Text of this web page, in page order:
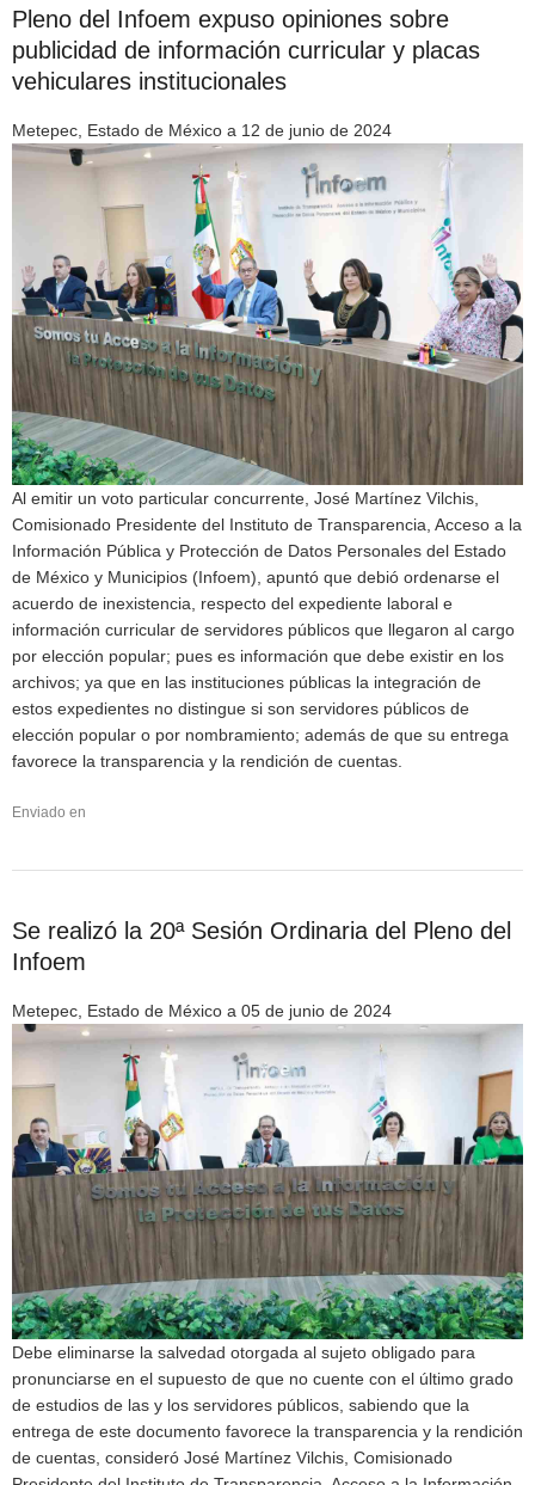
Pleno del Infoem expuso opiniones sobre
publicidad de información curricular y placas
vehiculares institucionales
Metepec, Estado de México a 12 de junio de 2024
Al emitir un voto particular concurrente, José Martínez Vilchis,
Comisionado Presidente del Instituto de Transparencia, Acceso a la
Información Pública y Protección de Datos Personales del Estado
de México y Municipios (Infoem), apuntó que debió ordenarse el
acuerdo de inexistencia, respecto del expediente laboral e
información curricular de servidores públicos que llegaron al cargo
por elección popular; pues es información que debe existir en los
archivos; ya que en las instituciones públicas la integración de
estos expedientes no distingue si son servidores públicos de
elección popular o por nombramiento; además de que su entrega
favorece la transparencia y la rendición de cuentas.
Enviado en
Se realizó la 20ª Sesión Ordinaria del Pleno del
Infoem
Metepec, Estado de México a 05 de junio de 2024
Debe eliminarse la salvedad otorgada al sujeto obligado para
pronunciarse en el supuesto de que no cuente con el último grado
de estudios de las y los servidores públicos, sabiendo que la
entrega de este documento favorece la transparencia y la rendición
de cuentas, consideró José Martínez Vilchis, Comisionado